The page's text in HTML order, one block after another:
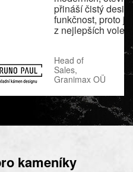
přináší čistý
funkčnost, proto
z nejlepších voleb
Head of
Sales,
Granimax OÜ
kameníky